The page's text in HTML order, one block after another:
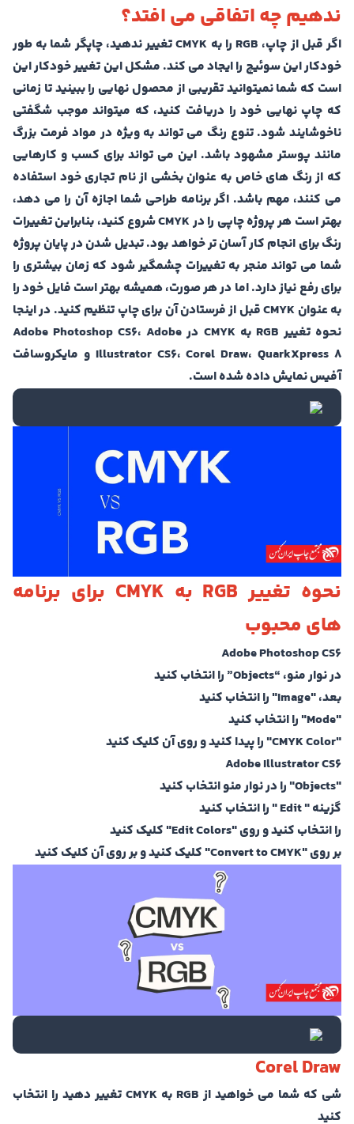
ندهیم چه اتفاقی می افتد؟
اگر قبل از چاپ، RGB را به CMYK تغییر ندهید، چاپگر شما به طور
خودکار این سوئیچ را ایجاد می کند. مشکل این تغییر خودکار این
است که شما نمیتوانید تقریبی از محصول نهایی را ببینید تا زمانی
که چاپ نهایی خود را دریافت کنید، که میتواند موجب شگفتی
ناخوشایند شود. تنوع رنگ می تواند به ویژه در مواد فرمت بزرگ
مانند پوستر مشهود باشد. این می تواند برای کسب و کارهایی
که از رنگ های خاص به عنوان بخشی از نام تجاری خود استفاده
می کنند، مهم باشد. اگر برنامه طراحی شما اجازه آن را می دهد،
بهتر است هر پروژه چاپی را در CMYK شروع کنید، بنابراین تغییرات
رنگ برای انجام کار آسان تر خواهد بود. تبدیل شدن در پایان پروژه
شما می تواند منجر به تغییرات چشمگیر شود که زمان بیشتری را
برای رفع نیاز دارد. اما در هر صورت، همیشه بهتر است فایل خود را
به عنوان CMYK قبل از فرستادن آن برای چاپ تنظیم کنید. در اینجا
نحوه تغییر RGB به CMYK در Adobe Photoshop CS6، Adobe
Illustrator CS6، Corel Draw، QuarkXpress 8 و مایکروسافت
آفیس نمایش داده شده است.
نحوه تغییر RGB به CMYK برای برنامه
های محبوب
Adobe Photoshop CS6
در نوار منو، “Objects” را انتخاب کنید
بعد، "Image" را انتخاب کنید
"Mode" را انتخاب کنید
"CMYK Color" را پیدا کنید و روی آن کلیک کنید
Adobe Illustrator CS6
"Objects" را در نوار منو انتخاب کنید
گزینه " Edit " را انتخاب کنید
را انتخاب کنید و روی "Edit Colors" کلیک کنید
بر روی "Convert to CMYK" کلیک کنید و بر روی آن کلیک کنید
Corel Draw
شی که شما می خواهید از RGB به CMYK تغییر دهید را انتخاب
کنید